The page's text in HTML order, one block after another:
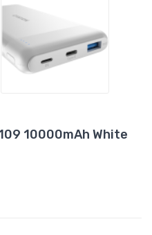
10000mAh White